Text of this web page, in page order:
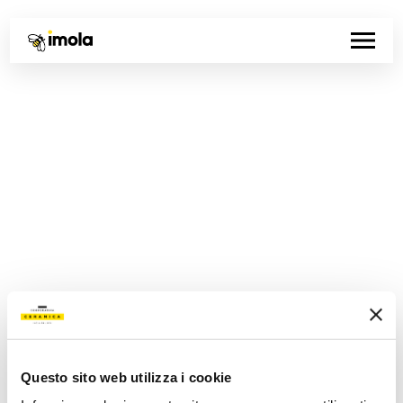
Questo sito web utilizza i cookie